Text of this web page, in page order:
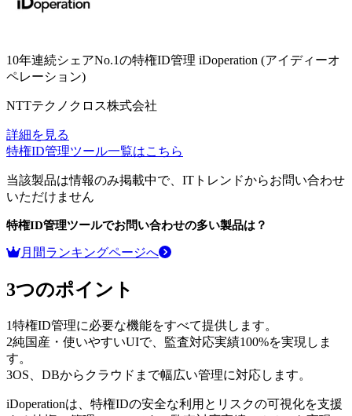
10年連続シェアNo.1の特権ID管理 iDoperation (アイディーオ
ペレーション)
NTTテクノクロス株式会社
詳細を見る
特権ID管理ツール一覧はこちら
当該製品は情報のみ掲載中で、ITトレンドからお問い合わせ
いただけません
特権ID管理ツールでお問い合わせの多い製品は？
月間ランキングページへ
3つのポイント
1特権ID管理に必要な機能をすべて提供します。
2純国産・使いやすいUIで、監査対応実績100%を実現しま
す。
3OS、DBからクラウドまで幅広い管理に対応します。
iDoperationは、特権IDの安全な利用とリスクの可視化を支援